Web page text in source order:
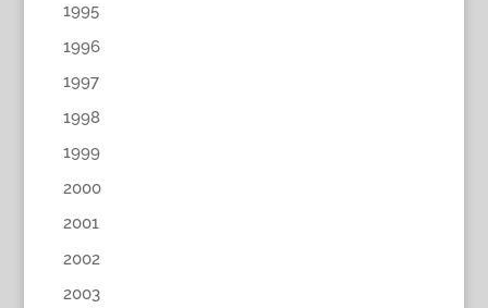
1995
1996
1997
1998
1999
2000
2001
2002
2003